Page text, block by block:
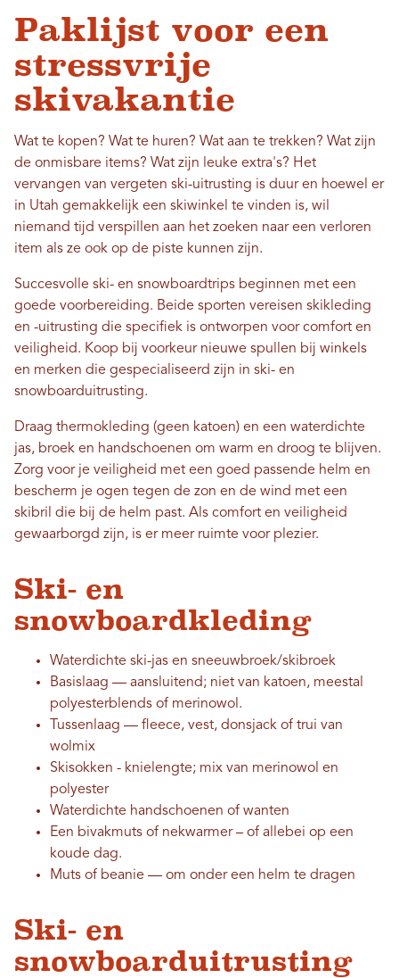
Paklijst voor een
stressvrije
skivakantie
Wat te kopen? Wat te huren? Wat aan te trekken? Wat zijn
de onmisbare items? Wat zijn leuke extra's? Het
vervangen van vergeten ski-uitrusting is duur en hoewel er
in Utah gemakkelijk een skiwinkel te vinden is, wil
niemand tijd verspillen aan het zoeken naar een verloren
item als ze ook op de piste kunnen zijn.
Succesvolle ski- en snowboardtrips beginnen met een
goede voorbereiding. Beide sporten vereisen skikleding
en -uitrusting die specifiek is ontworpen voor comfort en
veiligheid. Koop bij voorkeur nieuwe spullen bij winkels
en merken die gespecialiseerd zijn in ski- en
snowboarduitrusting.
Draag thermokleding (geen katoen) en een waterdichte
jas, broek en handschoenen om warm en droog te blijven.
Zorg voor je veiligheid met een goed passende helm en
bescherm je ogen tegen de zon en de wind met een
skibril die bij de helm past. Als comfort en veiligheid
gewaarborgd zijn, is er meer ruimte voor plezier.
Ski- en
snowboardkleding
Waterdichte ski-jas en sneeuwbroek/skibroek
Basislaag — aansluitend; niet van katoen, meestal
polyesterblends of merinowol.
Tussenlaag — fleece, vest, donsjack of trui van
wolmix
Skisokken - knielengte; mix van merinowol en
polyester
Waterdichte handschoenen of wanten
Een bivakmuts of nekwarmer – of allebei op een
koude dag.
Muts of beanie — om onder een helm te dragen
Ski- en
snowboarduitrusting